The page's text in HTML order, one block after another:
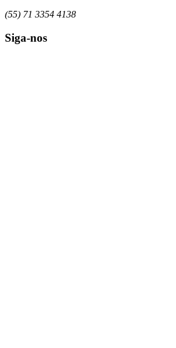
(55) 71 3354 4138
Siga-nos